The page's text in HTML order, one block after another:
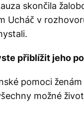
skončila
Ucháč v
přiblížit jeho
pomoci
možné